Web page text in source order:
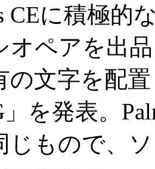
CEに積極的
オペアを出
の文字を配
を発表。
じもので、